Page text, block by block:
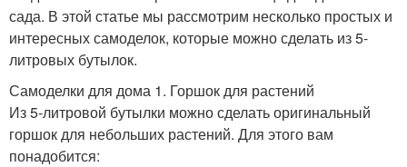
сада. В этой статье мы рассмотрим несколько простых и
интересных самоделок, которые можно сделать из 5-
литровых бутылок.
Самоделки для дома 1. Горшок для растений
Из 5-литровой бутылки можно сделать оригинальный
горшок для небольших растений. Для этого вам
понадобится: